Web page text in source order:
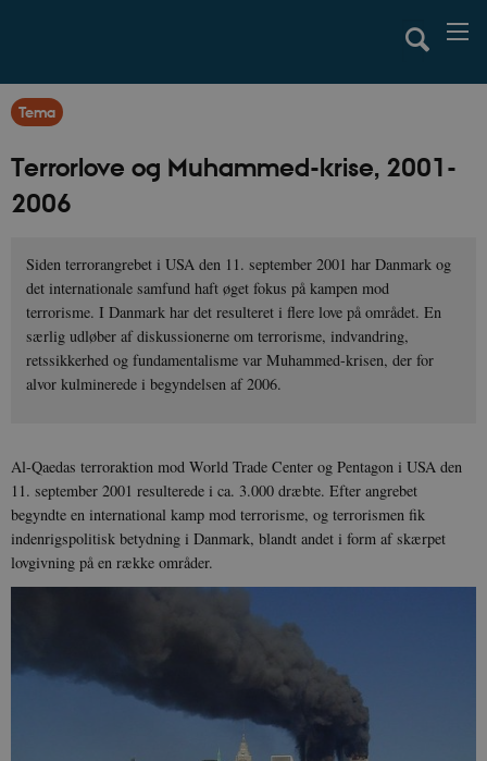
Tema
Terrorlove og Muhammed-krise, 2001-
2006
Siden terrorangrebet i USA den 11. september 2001 har Danmark og
det internationale samfund haft øget fokus på kampen mod
terrorisme. I Danmark har det resulteret i flere love på området. En
særlig udløber af diskussionerne om terrorisme, indvandring,
retssikkerhed og fundamentalisme var Muhammed-krisen, der for
alvor kulminerede i begyndelsen af 2006.
Al-Qaedas terroraktion mod World Trade Center og Pentagon i USA den
11. september 2001 resulterede i ca. 3.000 dræbte. Efter angrebet
begyndte en international kamp mod terrorisme, og terrorismen fik
indenrigspolitisk betydning i Danmark, blandt andet i form af skærpet
lovgivning på en række områder.